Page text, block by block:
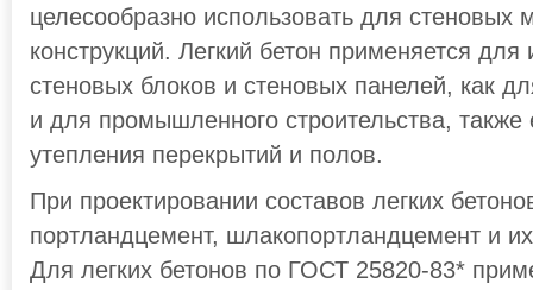
целесообразно использовать для стеновых
конструкций. Легкий бетон применяется для
стеновых блоков и стеновых панелей, как
и для промышленного строительства, также
утепления перекрытий и полов.
При проектировании составов легких
портландцемент, шлакопортландцемент и
Для легких бетонов по ГОСТ 25820-83*